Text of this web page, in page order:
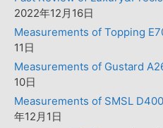
2022年12月16日
Measurements of Topping
11日
Measurements of Gustard
10日
Measurements of SMSL
年12月1日